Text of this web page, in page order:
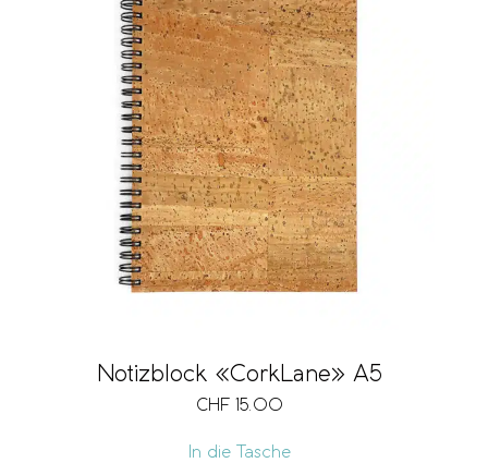
Notizblock «CorkLane» A5
CHF 15.00
In die Tasche